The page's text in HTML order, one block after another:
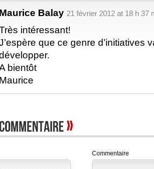
Maurice Balay 21 février 2012 at 18 h 37
intéressant!
que ce genre d’initiatives
bientôt
Maurice
Commentaire